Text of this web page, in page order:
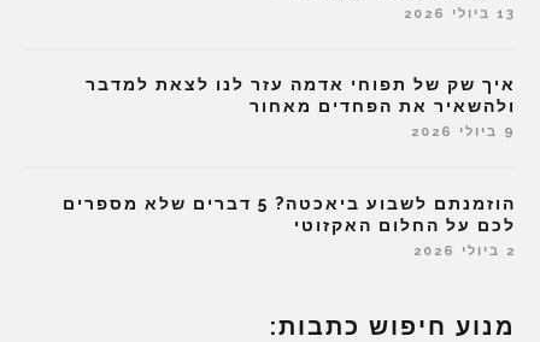
13 ביולי 2026
איך שק של תפוחי אדמה עזר לנו לצאת למדבר
ולהשאיר את הפחדים מאחור
9 ביולי 2026
הוזמנתם לשבוע ביאכטה? 5 דברים שלא מספרים
לכם על החלום האקזוטי
2 ביולי 2026
מנוע חיפוש כתבות: